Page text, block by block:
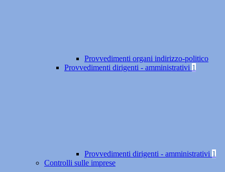
Provvedimenti organi indirizzo-politico
Provvedimenti dirigenti - amministrativi 1
Provvedimenti dirigenti - amministrativi 1
Controlli sulle imprese